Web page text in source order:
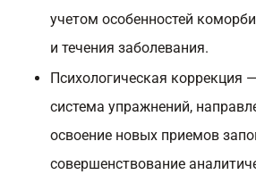
учетом особенностей
и течения заболевания.
Психологическая коррекция
система упражнений,
освоение новых приемов
совершенствование